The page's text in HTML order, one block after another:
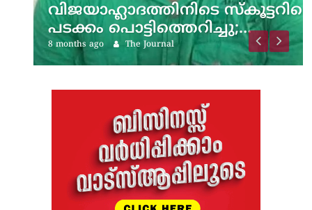
വിജയാഹ്ലാദത്തിനിടെ സ്കൂട്ടറിലെ
പടക്കം പൊട്ടിത്തെറിച്ചു;…
8 months ago The Journal